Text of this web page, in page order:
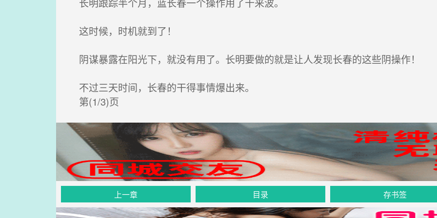
这时候，时机就到了！
阴谋暴露在阳光下，就没有用了。长明要做的就是让人发现长春的这些阴操作！
不过三天时间，长春的干得事情爆出来。
第(1/3)页
上一章 目录 存书签